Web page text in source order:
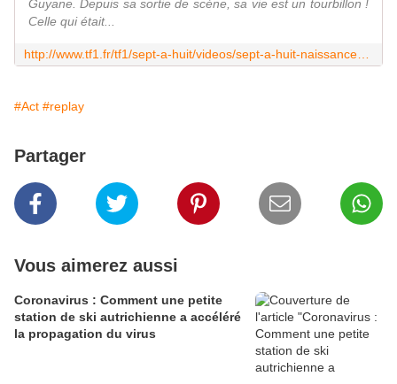
Guyane. Depuis sa sortie de scène, sa vie est un tourbillon !
Celle qui était...
#Act #replay
Partager
Vous aimerez aussi
Coronavirus : Comment une petite
station de ski autrichienne a accéléré
la propagation du virus